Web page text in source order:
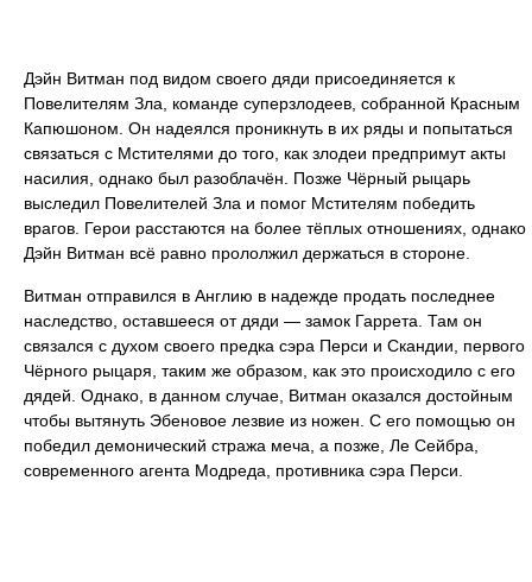
Дэйн Витман под видом своего дяди присоединяется к
Повелителям Зла, команде суперзлодеев, собранной Красным
Капюшоном. Он надеялся проникнуть в их ряды и попытаться
связаться с Мстителями до того, как злодеи предпримут акты
насилия, однако был разоблачён. Позже Чёрный рыцарь
выследил Повелителей Зла и помог Мстителям победить
врагов. Герои расстаются на более тёплых отношениях, однако
Дэйн Витман всё равно прололжил держаться в стороне.
Витман отправился в Англию в надежде продать последнее
наследство, оставшееся от дяди — замок Гаррета. Там он
связался с духом своего предка сэра Перси и Скандии, первого
Чёрного рыцаря, таким же образом, как это происходило с его
дядей. Однако, в данном случае, Витман оказался достойным
чтобы вытянуть Эбеновое лезвие из ножен. С его помощью он
победил демонический стража меча, а позже, Ле Сейбра,
современного агента Модреда, противника сэра Перси.